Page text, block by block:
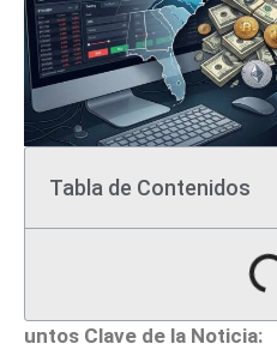
Tabla de Contenidos
untos Clave de la Noticia: